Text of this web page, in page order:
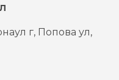
г, Попова ул,